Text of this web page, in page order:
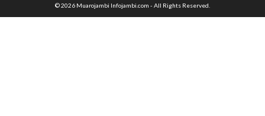
© 2026 Muarojambi Infojambi.com - All Rights Reserved.